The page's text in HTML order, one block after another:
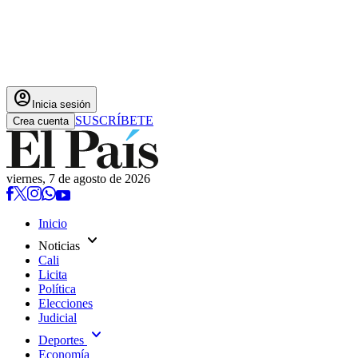
account_circle Inicia sesión
Crea cuenta SUSCRÍBETE
viernes, 7 de agosto de 2026
Inicio
Noticias expand_more
Cali
Licita
Política
Elecciones
Judicial
Deportes expand_more
Economía